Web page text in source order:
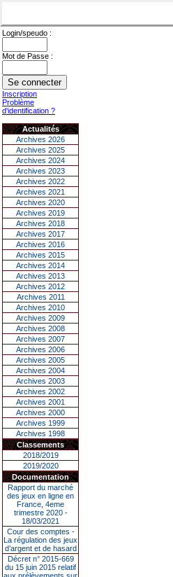
Login/speudo :
Mot de Passe :
Inscription
Problème
d'identification ?
Actualités
Archives 2026
Archives 2025
Archives 2024
Archives 2023
Archives 2022
Archives 2021
Archives 2020
Archives 2019
Archives 2018
Archives 2017
Archives 2016
Archives 2015
Archives 2014
Archives 2013
Archives 2012
Archives 2011
Archives 2010
Archives 2009
Archives 2008
Archives 2007
Archives 2006
Archives 2005
Archives 2004
Archives 2003
Archives 2002
Archives 2001
Archives 2000
Archives 1999
Archives 1998
Classements
2018/2019
2019/2020
Documentation
Rapport du marché
des jeux en ligne en
France, 4eme
trimestre 2020 -
18/03/2021
Cour des comptes -
La régulation des jeux
d’argent et de hasard
Décret n° 2015-669
du 15 juin 2015 relatif